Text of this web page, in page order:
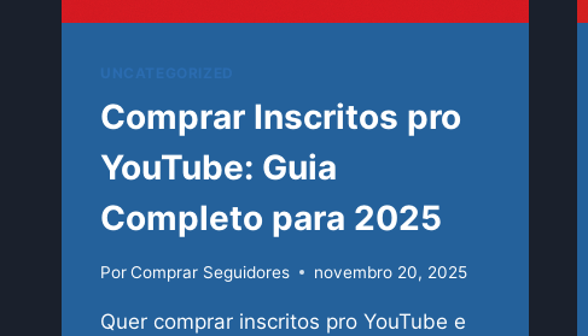
Comprar Inscritos pro
YouTube: Guia
Completo para 2025
PorComprar Seguidores novembro 20, 2025
Quer comprar inscritos pro YouTube e